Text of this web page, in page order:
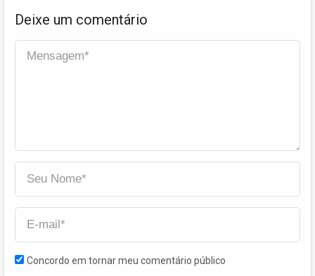
Deixe um comentário
Concordo em tornar meu comentário público